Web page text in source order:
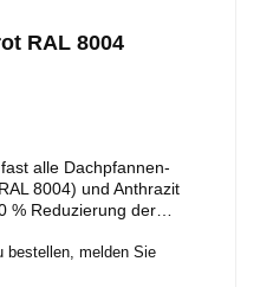
RAL 8004
alle Dachpfannen-
8004) und Anthrazit
% Reduzierung der
notwendig; nie mehr
bestellen, melden Sie